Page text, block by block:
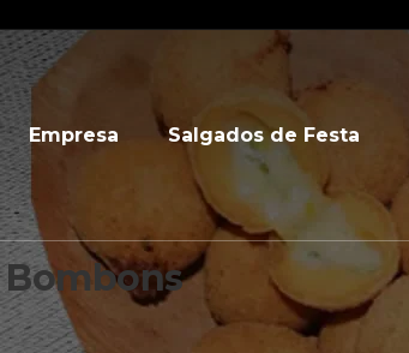
Empresa Salgados de Festa